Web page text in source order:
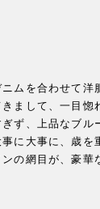
ムを合わせて
まして、一目惚
ず、上品なブ
に大事に、歳
の網目が、豪